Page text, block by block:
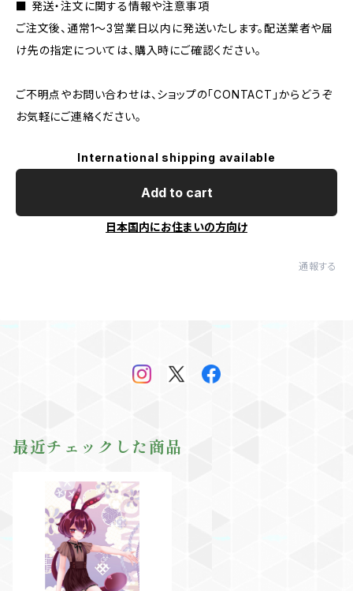
■ 発送・注文に関する情報や注意事項
ご注文後、通常1〜3営業日以内に発送いたします。配送業者や届
け先の指定については、購入時にご確認ください。
ご不明点やお問い合わせは、ショップの「CONTACT」からどうぞ
お気軽にご連絡ください。
International shipping available
Add to cart
日本国内にお住まいの方向け
通報する
最近チェックした商品